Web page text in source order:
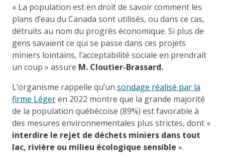
« La population est en droit de savoir comment les
plans d’eau du Canada sont utilisés, ou dans ce cas,
détruits au nom du progrès économique. Si plus de
gens savaient ce qui se passe dans ces projets
miniers lointains, l’acceptabilité sociale en prendrait
un coup » assure M. Cloutier-Brassard.
L’organisme rappelle qu’un sondage réalisé par la
firme Légeren 2022 montre que la grande majorité
de la population québécoise (89%) est favorable à
des mesures environnementales plus strictes, dont «
interdire le rejet de déchets miniers dans tout
lac, rivière ou milieu écologique sensible ».